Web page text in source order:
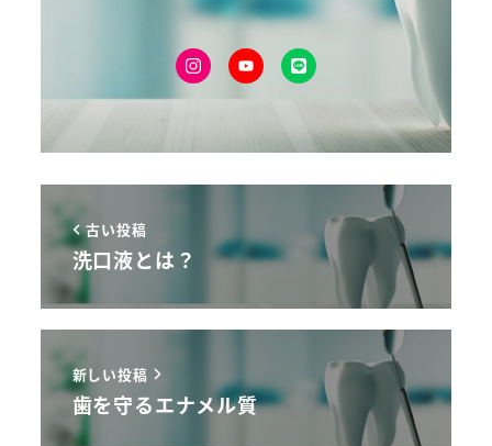
古い投稿
洗口液とは？
新しい投稿
歯を守るエナメル質